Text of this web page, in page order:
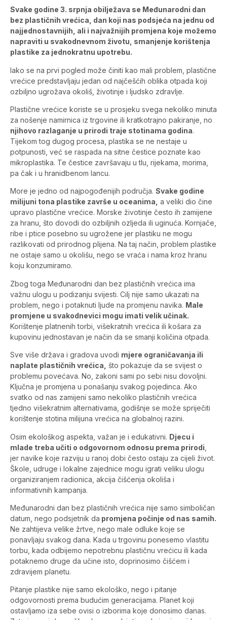
Svake godine 3. srpnja obilježava se Međunarodni dan
bez plastičnih vrećica, dan koji nas podsjeća na jednu od
najjednostavnijih, ali i najvažnijih promjena koje možemo
napraviti u svakodnevnom životu, smanjenje korištenja
plastike za jednokratnu upotrebu.
Iako se na prvi pogled može činiti kao mali problem, plastične
vrećice predstavljaju jedan od najčešćih oblika otpada koji
ozbiljno ugrožava okoliš, životinje i ljudsko zdravlje.
Plastične vrećice koriste se u prosjeku svega nekoliko minuta
za nošenje namirnica iz trgovine ili kratkotrajno pakiranje, no
njihovo razlaganje u prirodi traje stotinama godina.
Tijekom tog dugog procesa, plastika se ne nestaje u
potpunosti, već se raspada na sitne čestice poznate kao
mikroplastika. Te čestice završavaju u tlu, rijekama, morima,
pa čak i u hranidbenom lancu.
More je jedno od najpogođenijih područja. Svake godine
milijuni tona plastike završe u oceanima, a veliki dio čine
upravo plastične vrećice. Morske životinje često ih zamijene
za hranu, što dovodi do ozbiljnih ozljeda ili uginuća. Kornjače,
ribe i ptice posebno su ugrožene jer plastiku ne mogu
razlikovati od prirodnog plijena. Na taj način, problem plastike
ne ostaje samo u okolišu, nego se vraća i nama kroz hranu
koju konzumiramo.
Zbog toga Međunarodni dan bez plastičnih vrećica ima
važnu ulogu u podizanju svijesti. Cilj nije samo ukazati na
problem, nego i potaknuti ljude na promjenu navika. Male
promjene u svakodnevici mogu imati velik učinak.
Korištenje platnenih torbi, višekratnih vrećica ili košara za
kupovinu jednostavan je način da se smanji količina otpada.
Sve više država i gradova uvodi mjere ograničavanja ili
naplate plastičnih vrećica,
što pokazuje da se svijest o
problemu povećava. No, zakoni sami po sebi nisu dovoljni.
Ključna je promjena u ponašanju svakog pojedinca. Ako
svatko od nas zamijeni samo nekoliko plastičnih vrećica
tjedno višekratnim alternativama, godišnje se može spriječiti
korištenje stotina milijuna vrećica na globalnoj razini.
Osim ekološkog aspekta, važan je i edukativni. Djecu i
mlade treba učiti o odgovornom odnosu prema prirodi
jer navike koje razviju u ranoj dobi često ostaju za cijeli život.
Škole, udruge i lokalne zajednice mogu igrati veliku ulogu
organiziranjem radionica, akcija čišćenja okoliša i
informativnih kampanja.
Međunarodni dan bez plastičnih vrećica nije samo simboličan
datum, nego podsjetnik da promjena počinje od nas samih.
Ne zahtijeva velike žrtve, nego male odluke koje se
ponavljaju svakog dana. Kada u trgovinu ponesemo vlastitu
torbu, kada odbijemo nepotrebnu plastičnu vrećicu ili kada
potaknemo druge da učine isto, doprinosimo čišćem i
zdravijem planetu.
Pitanje plastike nije samo ekološko, nego i pitanje
odgovornosti prema budućim generacijama. Planet koji
ostavljamo iza sebe ovisi o izborima koje donosimo danas.